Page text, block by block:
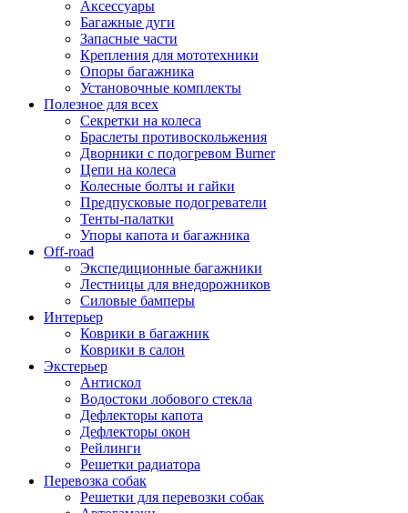
Аксессуары
Багажные дуги
Запасные части
Крепления для мототехники
Опоры багажника
Установочные комплекты
Полезное для всех
Секретки на колеса
Браслеты противоскольжения
Дворники с подогревом Burner
Цепи на колеса
Колесные болты и гайки
Предпусковые подогреватели
Тенты-палатки
Упоры капота и багажника
Off-road
Экспедиционные багажники
Лестницы для внедорожников
Силовые бамперы
Интерьер
Коврики в багажник
Коврики в салон
Экстерьер
Антискол
Водостоки лобового стекла
Дефлекторы капота
Дефлекторы окон
Рейлинги
Решетки радиатора
Перевозка собак
Решетки для перевозки собак